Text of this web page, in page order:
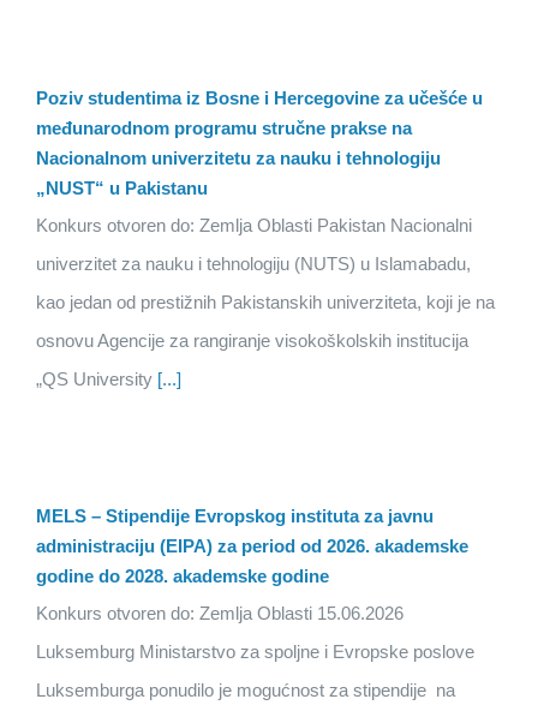
Poziv studentima iz Bosne i Hercegovine za učešće u
međunarodnom programu stručne prakse na
Nacionalnom univerzitetu za nauku i tehnologiju
„NUST“ u Pakistanu
Konkurs otvoren do: Zemlja Oblasti Pakistan Nacionalni
univerzitet za nauku i tehnologiju (NUTS) u Islamabadu,
kao jedan od prestižnih Pakistanskih univerziteta, koji je na
osnovu Agencije za rangiranje visokoškolskih institucija
„QS University [...]
MELS – Stipendije Evropskog instituta za javnu
administraciju (EIPA) za period od 2026. akademske
godine do 2028. akademske godine
Konkurs otvoren do: Zemlja Oblasti 15.06.2026
Luksemburg Ministarstvo za spoljne i Evropske poslove
Luksemburga ponudilo je mogućnost za stipendije na